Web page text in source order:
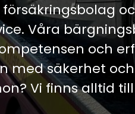
Våra
och
med säkerhet
Vi finns alltid